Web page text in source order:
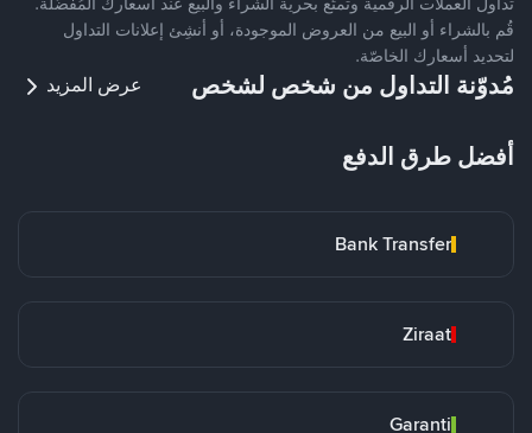
قُم بالشراء أو البيع من العروض الموجودة، أو أنشِئ إعلانات التداول
لتحديد أسعارك الخاصّة.
مُدوّنة التداول من شخص لشخص عرض المزيد
أفضل طرق الدفع
Bank Transfer
Ziraat
Garanti